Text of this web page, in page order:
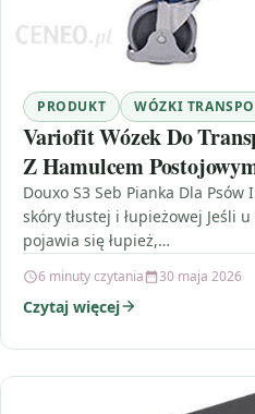
PRODUKT WÓZKI
Variofit Wózek Do
Z Hamulcem
Douxo S3 Seb Pianka Dla
skóry tłustej i łupieżowej Jeśli
pojawia się łupież,…
6 minuty czytania 30 maja 2026
Czytaj więcej